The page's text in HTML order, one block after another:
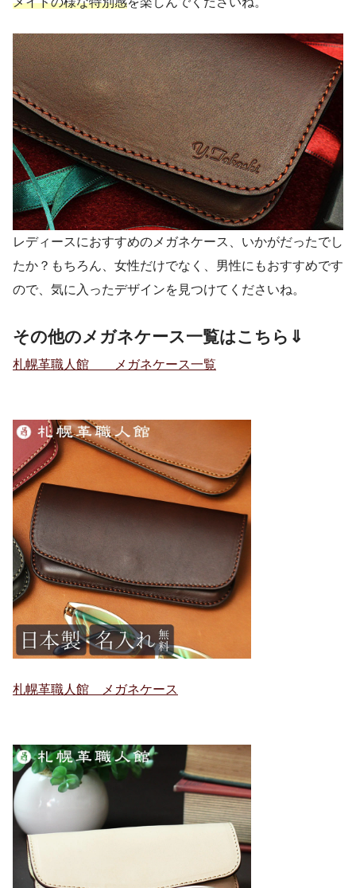
レディースにおすすめのメガネケース、いかがだったでし
たか？もちろん、女性だけでなく、男性にもおすすめです
ので、気に入ったデザインを見つけてくださいね。
その他のメガネケース一覧はこちら⇓
札幌革職人館 メガネケース一覧
札幌革職人館 メガネケース